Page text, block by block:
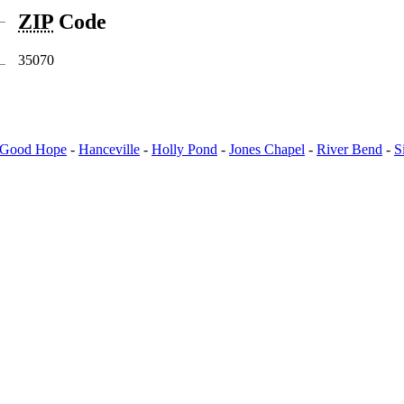
ZIP Code
35070
Good Hope - Hanceville - Holly Pond - Jones Chapel - River Bend -